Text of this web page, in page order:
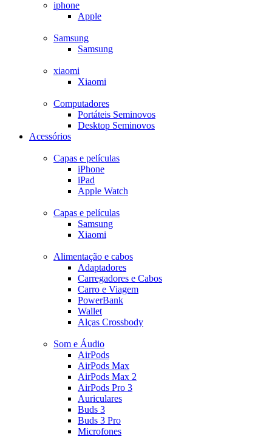
iphone
Apple
Samsung
Samsung
xiaomi
Xiaomi
Computadores
Portáteis Seminovos
Desktop Seminovos
Acessórios
Capas e películas
iPhone
iPad
Apple Watch
Capas e películas
Samsung
Xiaomi
Alimentação e cabos
Adaptadores
Carregadores e Cabos
Carro e Viagem
PowerBank
Wallet
Alças Crossbody
Som e Áudio
AirPods
AirPods Max
AirPods Max 2
AirPods Pro 3
Auriculares
Buds 3
Buds 3 Pro
Microfones